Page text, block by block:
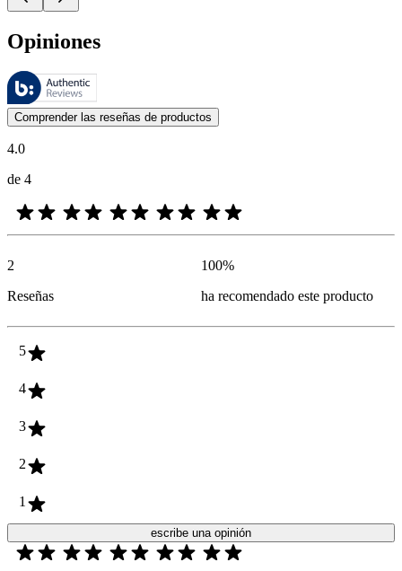
Opiniones
Estas reseñas las gestiona Bazaarvoice y cumplen con la política de
Las opiniones de los clientes en forma de reseñas de productos y
Comprender las reseñas de productos
4.0
de 4
2
Reseñas
100%
ha recomendado este producto
5
4
3
2
1
escribe una opinión